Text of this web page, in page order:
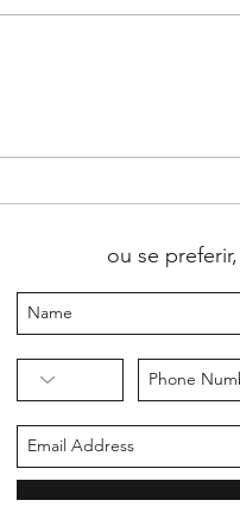
forma de
ou se